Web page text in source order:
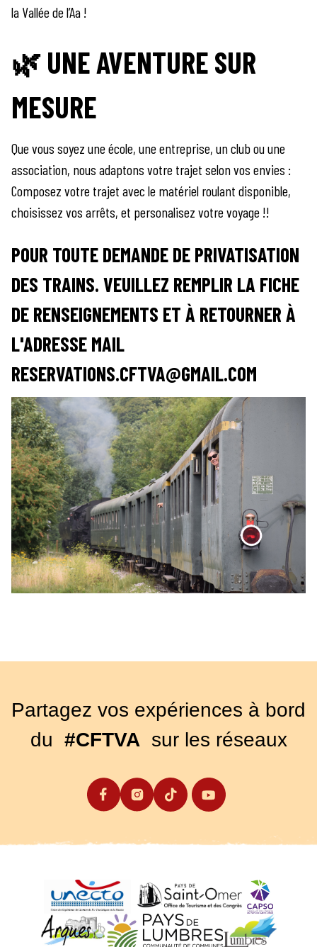
la Vallée de l’Aa !
🌿 UNE AVENTURE SUR
MESURE
Que vous soyez une école, une entreprise, un club ou une
association, nous adaptons votre trajet selon vos envies :
Composez votre trajet avec le matériel roulant disponible,
choisissez vos arrêts, et personalisez votre voyage !!
POUR TOUTE DEMANDE DE PRIVATISATION
DES TRAINS. VEUILLEZ REMPLIR LA FICHE
DE RENSEIGNEMENTS ET À RETOURNER À
L'ADRESSE MAIL
RESERVATIONS.CFTVA@GMAIL.COM
Partagez vos expériences à bord
du #CFTVA sur les réseaux